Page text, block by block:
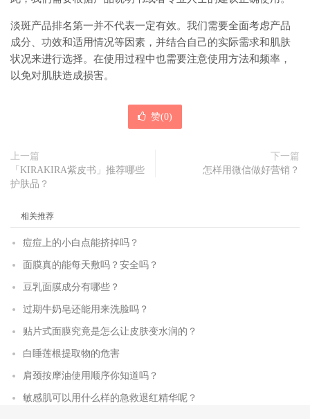
淡斑产品排名第一并不代表一定有效。我们需要全面考虑产品
成分、功效和适用情况等因素，并结合自己的实际需求和肌肤
状况来进行选择。在使用过程中也需要注意使用方法和频率，
以免对肌肤造成损害。
赞(0)
上一篇
「KIRAKIRA紫皮书」推荐哪些
护肤品？
下一篇
怎样用微信做好营销？
相关推荐
痘痘上的小白点能挤掉吗？
面膜真的能每天敷吗？安全吗？
豆乳面膜成分有哪些？
过期牛奶皂还能用来洗脸吗？
贴片式面膜究竟是怎么让皮肤变水润的？
白睡莲根提取物的危害
肩颈按摩油使用顺序你知道吗？
敏感肌可以用什么样的急救退红精华呢？